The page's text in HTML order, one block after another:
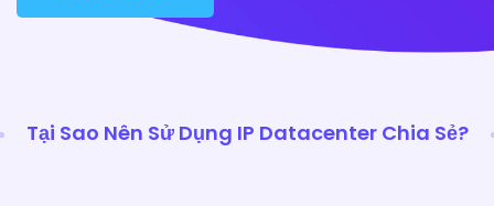
Tại Sao Nên Sử Dụng IP Datacenter Chia Sẻ?